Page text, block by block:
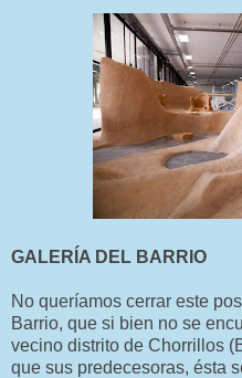
GALERÍA DEL BARRIO
No queríamos cerrar este
Barrio, que si bien no se
vecino distrito de Chorrillos
que sus predecesoras, ésta